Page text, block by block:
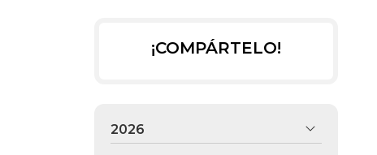
¡COMPÁRTELO!
2026